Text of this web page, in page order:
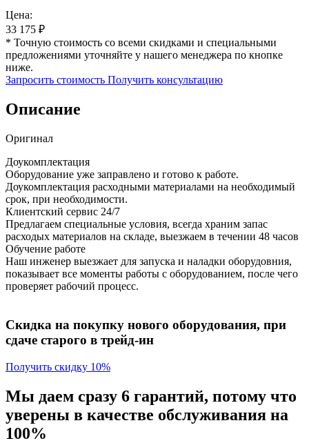
Цена:
33 175 ₽
* Точную стоимость со всеми скидками и специальными
предложениями уточняйте у нашего менеджера по кнопке
ниже.
Запросить стоимость Получить консультацию
Описание
Оригинал
Доукомплектация
Оборудование уже заправлено и готово к работе.
Доукомплектация расходными материалами на необходимый
срок, при необходимости.
Клиентский сервис 24/7
Предлагаем специальные условия, всегда храним запас
расходых материалов на складе, выезжаем в течении 48 часов
Обучение работе
Наш инженер выезжает для запуска и наладки оборудовния,
показывает все моменты работы с оборудованием, после чего
проверяет рабочий процесс.
Скидка на покупку нового оборудования, при
сдаче старого в трейд-ин
Получить скидку 10%
Мы даем сразу 6 гарантий, потому что
уверены в качестве обслуживания на
100%